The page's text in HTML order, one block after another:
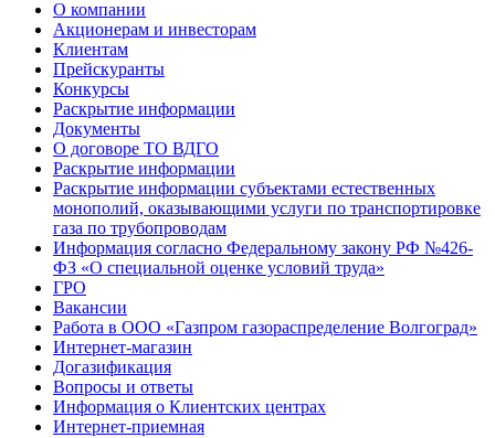
О компании
Акционерам и инвесторам
Клиентам
Прейскуранты
Конкурсы
Раскрытие информации
Документы
О договоре ТО ВДГО
Раскрытие информации
Раскрытие информации субъектами естественных
монополий, оказывающими услуги по транспортировке
газа по трубопроводам
Информация согласно Федеральному закону РФ №426-
ФЗ «О специальной оценке условий труда»
ГРО
Вакансии
Работа в ООО «Газпром газораспределение Волгоград»
Интернет-магазин
Догазификация
Вопросы и ответы
Информация о Клиентских центрах
Интернет-приемная